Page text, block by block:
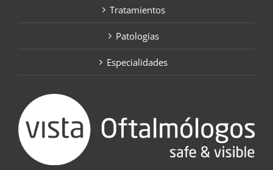
Tratamientos
Patologías
Especialidades